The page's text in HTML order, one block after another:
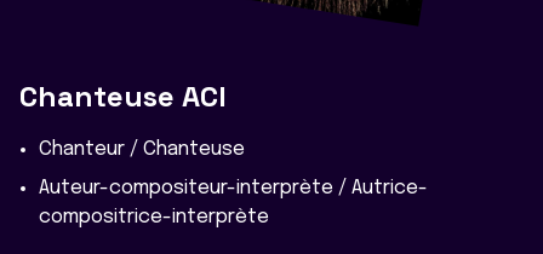
Chanteuse ACI
Chanteur / Chanteuse
Auteur-compositeur-interprète / Autrice-
compositrice-interprète